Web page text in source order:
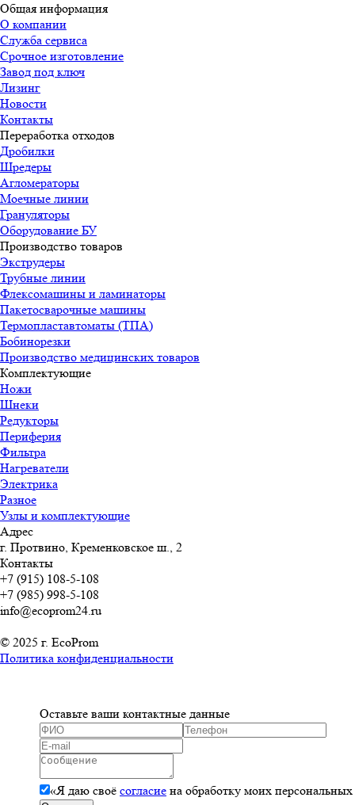
Общая информация
О компании
Служба сервиса
Срочное изготовление
Завод под ключ
Лизинг
Новости
Контакты
Переработка отходов
Дробилки
Шредеры
Агломераторы
Моечные линии
Грануляторы
Оборудование БУ
Производство товаров
Экструдеры
Трубные линии
Флексомашины и ламинаторы
Пакетосварочные машины
Термопластавтоматы (ТПА)
Бобинорезки
Производство медицинских товаров
Комплектующие
Ножи
Шнеки
Редукторы
Периферия
Фильтра
Нагреватели
Электрика
Разное
Узлы и комплектующие
Адрес
г. Протвино, Кременковское ш., 2
Контакты
+7 (915) 108-5-108
+7 (985) 998-5-108
info@ecoprom24.ru
© 2025 г. EcoProm
Политика конфиденциальности
Оставьте ваши контактные данные
«Я даю своё согласие на обработку моих